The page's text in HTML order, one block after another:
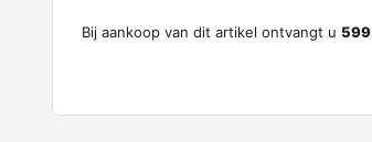
Bij aankoop van dit artikel ontvangt u 599